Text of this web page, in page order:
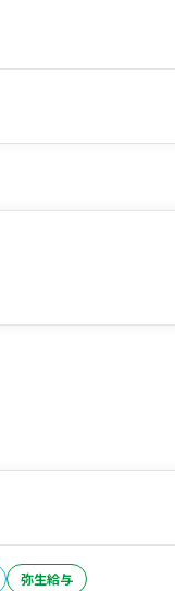
弥生給与